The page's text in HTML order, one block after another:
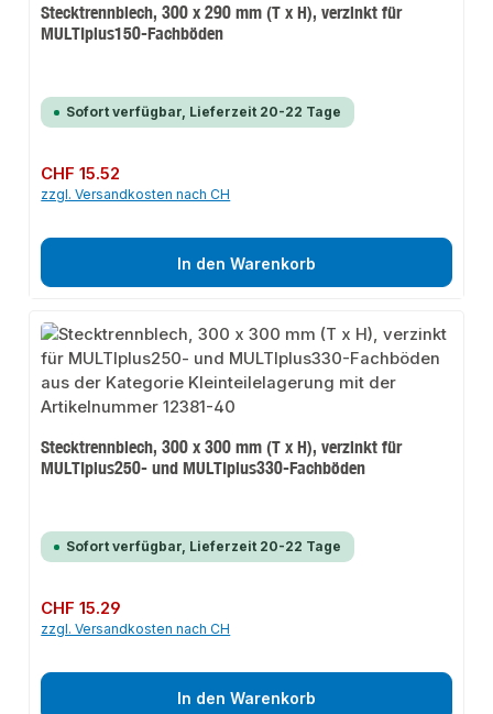
Stecktrennblech, 300 x 290 mm (T x H), verzinkt für
MULTIplus150-Fachböden
Sofort verfügbar, Lieferzeit 20-22 Tage
Regulärer Preis:
CHF 15.52
zzgl. Versandkosten nach CH
In den Warenkorb
Stecktrennblech, 300 x 300 mm (T x H), verzinkt für
MULTIplus250- und MULTIplus330-Fachböden
Sofort verfügbar, Lieferzeit 20-22 Tage
Regulärer Preis:
CHF 15.29
zzgl. Versandkosten nach CH
In den Warenkorb